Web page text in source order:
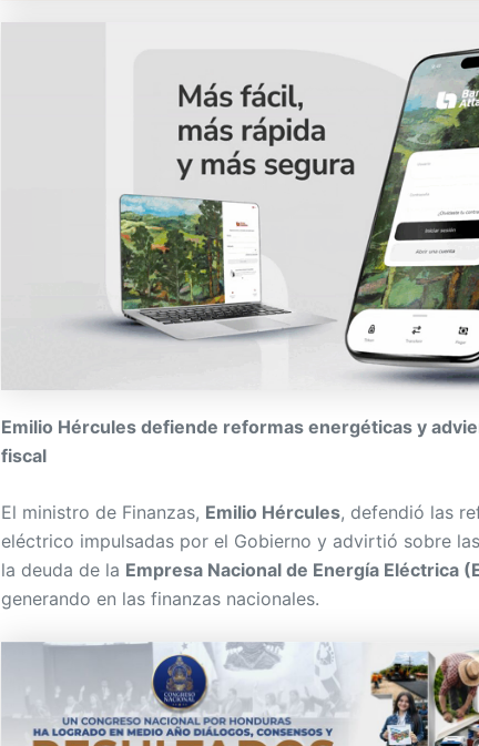
Emilio Hércules defiende reformas energéticas y
fiscal
El ministro de Finanzas, Emilio Hércules, defendió las
eléctrico impulsadas por el Gobierno y advirtió sobre
la deuda de la Empresa Nacional de Energía Eléctrica
generando en las finanzas nacionales.